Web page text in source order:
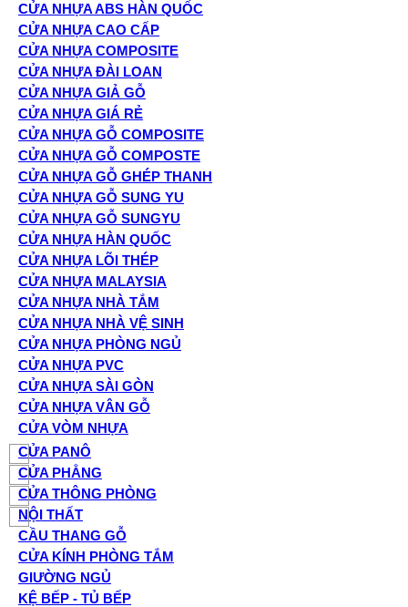
CỬA NHỰA ABS HÀN QUỐC
CỬA NHỰA CAO CẤP
CỬA NHỰA COMPOSITE
CỬA NHỰA ĐÀI LOAN
CỬA NHỰA GIẢ GỖ
CỬA NHỰA GIÁ RẺ
CỬA NHỰA GỖ COMPOSITE
CỬA NHỰA GỖ COMPOSTE
CỬA NHỰA GỖ GHÉP THANH
CỬA NHỰA GỖ SUNG YU
CỬA NHỰA GỖ SUNGYU
CỬA NHỰA HÀN QUỐC
CỬA NHỰA LÕI THÉP
CỬA NHỰA MALAYSIA
CỬA NHỰA NHÀ TẮM
CỬA NHỰA NHÀ VỆ SINH
CỬA NHỰA PHÒNG NGỦ
CỬA NHỰA PVC
CỬA NHỰA SÀI GÒN
CỬA NHỰA VÂN GỖ
CỬA VÒM NHỰA
CỬA PANÔ
CỬA PHẲNG
CỬA THÔNG PHÒNG
NỘI THẤT
CẦU THANG GỖ
CỬA KÍNH PHÒNG TẮM
GIƯỜNG NGỦ
KỆ BẾP - TỦ BẾP